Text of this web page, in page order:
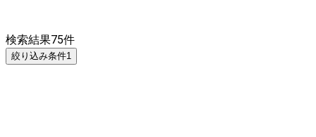
検索結果75件
絞り込み条件1